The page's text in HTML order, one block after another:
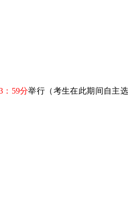
：59分举行（考生在此期间自主